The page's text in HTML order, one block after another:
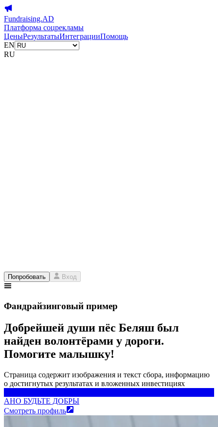
Fundraising.AD
Платформа соцрекламы
ЦеныРезультатыИнтеграцииПомощь
EN
RU
Попробовать Вход
Фандрайзинговый пример
Добрейшей души пёс Беляш был
найден волонтёрами у дороги.
Помогите малышку!
Страница содержит изображения и текст сбора, информацию
о достигнутых результатах и вложенных инвестициях
АНО БУДЬТЕ ДОБРЫ
Смотреть профиль